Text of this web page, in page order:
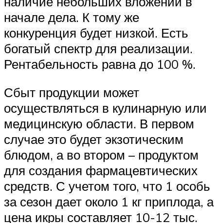
начале дела. К тому же
конкуренция будет низкой. Есть
богатый спектр для реализации.
Рентабельность равна до 100 %.
Сбыт продукции может
осуществляться в кулинарную или
медицинскую области. В первом
случае это будет экзотическим
блюдом, а во втором – продуктом
для создания фармацевтических
средств. С учетом того, что 1 особь
за сезон дает около 1 кг приплода, а
цена икры составляет 10-12 тыс.